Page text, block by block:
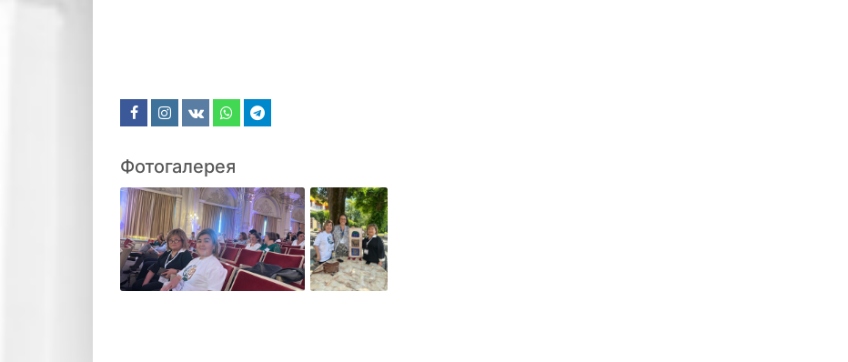
Фотогалерея